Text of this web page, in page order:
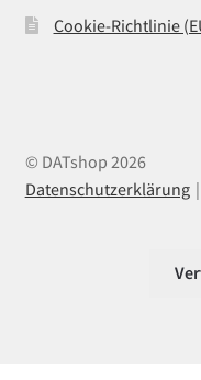
Cookie-Richtlinie
© DATshop 2026
Datenschutzerklärung